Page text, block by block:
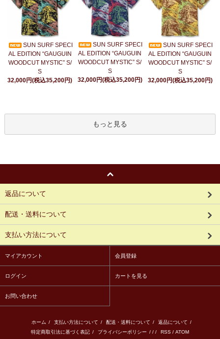
SUN SURF SPECI
AL EDITION “GAUGUIN
WOODCUT MYSTIC” S/
S
32,000円(税込35,200円)
SUN SURF SPECI
AL EDITION “GAUGUIN
WOODCUT MYSTIC” S/
S
32,000円(税込35,200円)
SUN SURF SPECI
AL EDITION “GAUGUIN
WOODCUT MYSTIC” S/
S
32,000円(税込35,200円)
もっと見る
返品について
配送・送料について
支払い方法について
マイアカウント 会員登録
ログイン カートを見る
お問い合わせ
ホーム / 支払い方法について / 配送・送料について / 返品について /
特定商取引法に基づく表記 / プライバシーポリシー / / / RSS / ATOM